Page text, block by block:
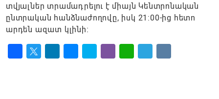
տվյալներ տրամադրելու է միայն Կենտրոնական
ընտրական հանձնաժողովը, իսկ 21:00-ից հետո
արդեն ազատ կլինի։